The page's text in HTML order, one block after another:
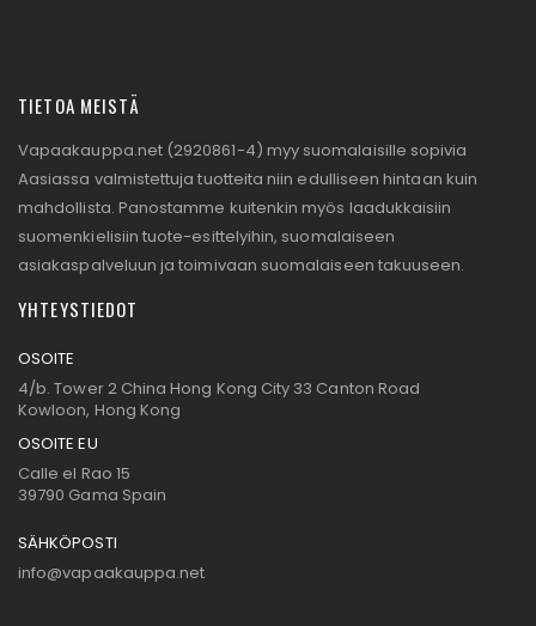
TIETOA MEISTÄ
Vapaakauppa.net (2920861-4) myy suomalaisille sopivia
Aasiassa valmistettuja tuotteita niin edulliseen hintaan kuin
mahdollista. Panostamme kuitenkin myös laadukkaisiin
suomenkielisiin tuote-esittelyihin, suomalaiseen
asiakaspalveluun ja toimivaan suomalaiseen takuuseen.
YHTEYSTIEDOT
OSOITE
4/b. Tower 2 China Hong Kong City 33 Canton Road
Kowloon, Hong Kong
OSOITE EU
Calle el Rao 15
39790 Gama Spain
SÄHKÖPOSTI
info@vapaakauppa.net